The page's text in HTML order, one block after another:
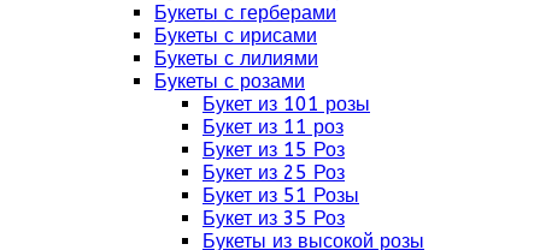
Букеты с герберами
Букеты с ирисами
Букеты с лилиями
Букеты с розами
Букет из 101 розы
Букет из 11 роз
Букет из 15 Роз
Букет из 25 Роз
Букет из 51 Розы
Букет из 35 Роз
Букеты из высокой розы